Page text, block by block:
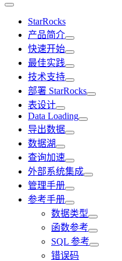
StarRocks
产品简介
快速开始
最佳实践
技术支持
部署 StarRocks
表设计
Data Loading
导出数据
数据湖
查询加速
外部系统集成
管理手册
参考手册
数据类型
函数参考
SQL 参考
错误码